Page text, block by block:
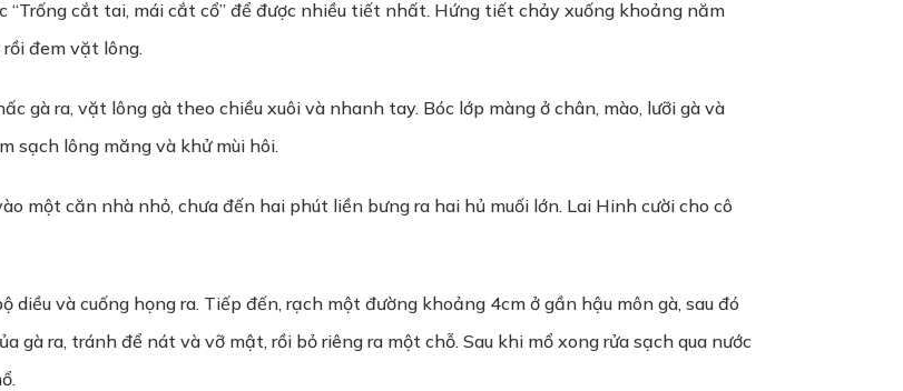
cắt tai, mái cắt cổ” để được nhiều tiết nhất. Hứng tiết chảy xuống khoảng năm
đem vặt lông.
gà ra, vặt lông gà theo chiều xuôi và nhanh tay. Bóc lớp màng ở chân, mào, lưỡi gà và
sạch lông măng và khử mùi hôi.
một căn nhà nhỏ, chưa đến hai phút liền bưng ra hai hủ muối lớn. Lai Hinh cười cho cô
diều và cuống họng ra. Tiếp đến, rạch một đường khoảng 4cm ở gần hậu môn gà, sau đó
ra, tránh để nát và vỡ mật, rồi bỏ riêng ra một chỗ. Sau khi mổ xong rửa sạch qua nước